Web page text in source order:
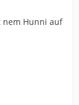
nem Hunni auf